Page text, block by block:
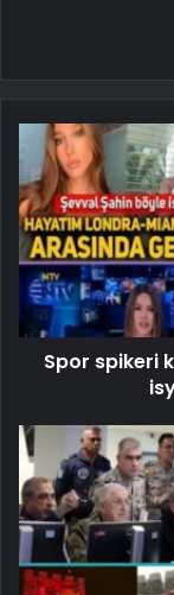
Spor spikeri